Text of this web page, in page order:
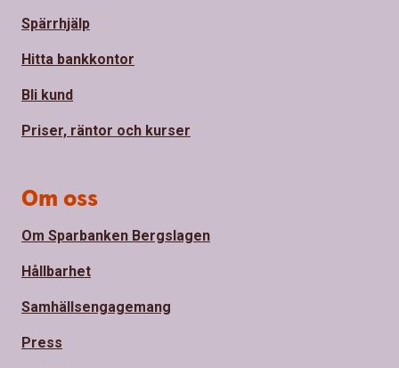
Spärrhjälp
Hitta bankkontor
Bli kund
Priser, räntor och kurser
Om oss
Om Sparbanken Bergslagen
Hållbarhet
Samhällsengagemang
Press